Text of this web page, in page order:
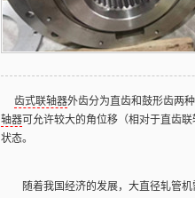
齿式联轴器外齿分为直齿和鼓形齿两
轴器可允许较大的角位移（相对于直齿
状态。
随着我国经济的发展，大直径轧管机